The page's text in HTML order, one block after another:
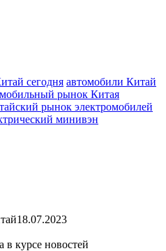
сегодня автомобили Китай
рынок Китая
рынок электромобилей
минивэн
18.07.2023
в курсе новостей